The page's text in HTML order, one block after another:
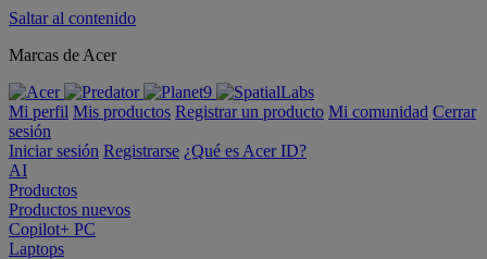
Saltar al contenido
Marcas de Acer
Mi perfil Mis productos Registrar un producto Mi comunidad Cerrar
sesión
Iniciar sesión Registrarse ¿Qué es Acer ID?
AI
Productos
Productos nuevos
Copilot+ PC
Laptops